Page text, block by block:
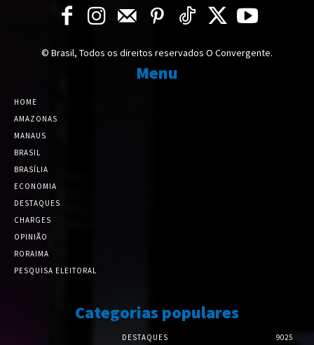
© Brasil, Todos os direitos reservados O Convergente.
Menu
HOME
AMAZONAS
MANAUS
BRASIL
BRASÍLIA
ECONOMIA
DESTAQUES
CHARGES
OPINIÃO
RORAIMA
PESQUISA ELEITORAL
Categorias populares
DESTAQUES
9025